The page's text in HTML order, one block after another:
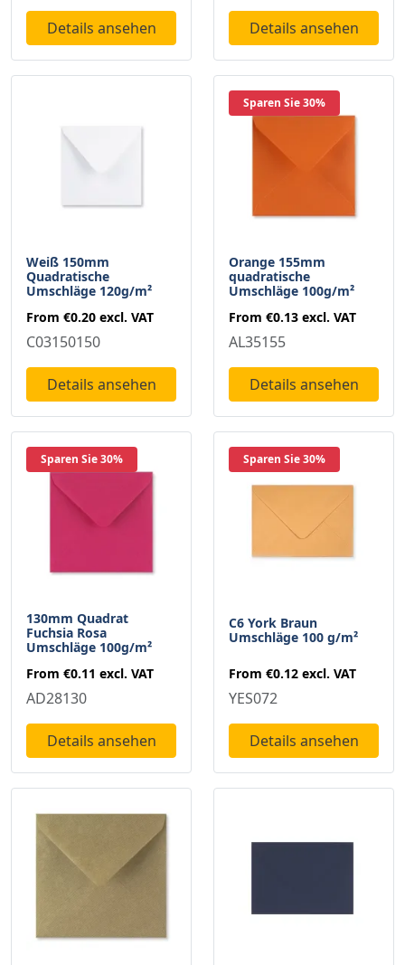
Details ansehen Details ansehen
Weiß 150mm
Quadratische
Umschläge 120g/m²
From €0.20 excl. VAT
C03150150
Details ansehen
Sparen Sie 30%
Orange 155mm
quadratische
Umschläge 100g/m²
From €0.13 excl. VAT
AL35155
Details ansehen
Sparen Sie 30%
130mm Quadrat
Fuchsia Rosa
Umschläge 100g/m²
From €0.11 excl. VAT
AD28130
Details ansehen
Sparen Sie 30%
C6 York Braun
Umschläge 100 g/m²
From €0.12 excl. VAT
YES072
Details ansehen